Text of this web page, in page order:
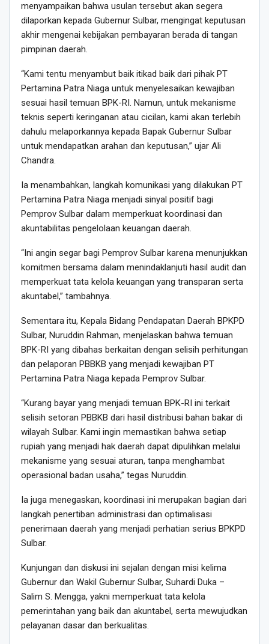
menyampaikan bahwa usulan tersebut akan segera
dilaporkan kepada Gubernur Sulbar, mengingat keputusan
akhir mengenai kebijakan pembayaran berada di tangan
pimpinan daerah.
“Kami tentu menyambut baik itikad baik dari pihak PT
Pertamina Patra Niaga untuk menyelesaikan kewajiban
sesuai hasil temuan BPK-RI. Namun, untuk mekanisme
teknis seperti keringanan atau cicilan, kami akan terlebih
dahulu melaporkannya kepada Bapak Gubernur Sulbar
untuk mendapatkan arahan dan keputusan,” ujar Ali
Chandra.
Ia menambahkan, langkah komunikasi yang dilakukan PT
Pertamina Patra Niaga menjadi sinyal positif bagi
Pemprov Sulbar dalam memperkuat koordinasi dan
akuntabilitas pengelolaan keuangan daerah.
“Ini angin segar bagi Pemprov Sulbar karena menunjukkan
komitmen bersama dalam menindaklanjuti hasil audit dan
memperkuat tata kelola keuangan yang transparan serta
akuntabel,” tambahnya.
Sementara itu, Kepala Bidang Pendapatan Daerah BPKPD
Sulbar, Nuruddin Rahman, menjelaskan bahwa temuan
BPK-RI yang dibahas berkaitan dengan selisih perhitungan
dan pelaporan PBBKB yang menjadi kewajiban PT
Pertamina Patra Niaga kepada Pemprov Sulbar.
“Kurang bayar yang menjadi temuan BPK-RI ini terkait
selisih setoran PBBKB dari hasil distribusi bahan bakar di
wilayah Sulbar. Kami ingin memastikan bahwa setiap
rupiah yang menjadi hak daerah dapat dipulihkan melalui
mekanisme yang sesuai aturan, tanpa menghambat
operasional badan usaha,” tegas Nuruddin.
Ia juga menegaskan, koordinasi ini merupakan bagian dari
langkah penertiban administrasi dan optimalisasi
penerimaan daerah yang menjadi perhatian serius BPKPD
Sulbar.
Kunjungan dan diskusi ini sejalan dengan misi kelima
Gubernur dan Wakil Gubernur Sulbar, Suhardi Duka –
Salim S. Mengga, yakni memperkuat tata kelola
pemerintahan yang baik dan akuntabel, serta mewujudkan
pelayanan dasar dan berkualitas.